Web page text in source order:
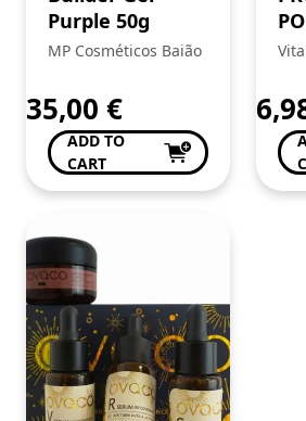
Purple 50g
MP Cosméticos Baião
35,00 €
ADD TO
CART